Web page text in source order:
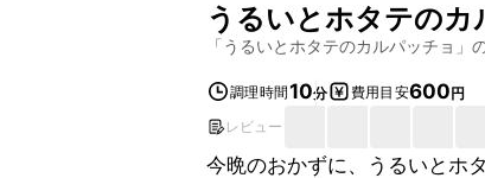
うるいとホタテのカ
「うるいとホタテのカルパッチョ 」
調理時間10分 費用目安600円
レビュー
今晩のおかずに、うるいとホ